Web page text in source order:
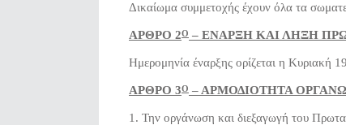
Δικαίωμα συμμετοχής έχουν όλα τα
ΑΡΘΡΟ 2Ο – ΕΝΑΡΞΗ ΚΑΙ ΛΗΞΗ
Ημερομηνία έναρξης ορίζεται η Κυριακή
ΑΡΘΡΟ 3Ο – ΑΡΜΟΔΙΟΤΗΤΑ
1. Την οργάνωση και διεξαγωγή του